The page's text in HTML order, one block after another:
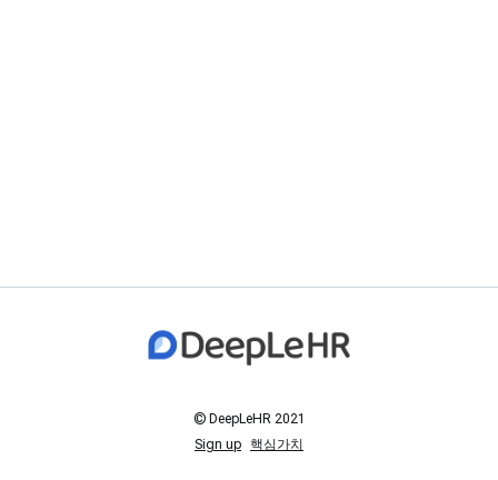
© DeepLeHR 2021
Sign up 핵심가치